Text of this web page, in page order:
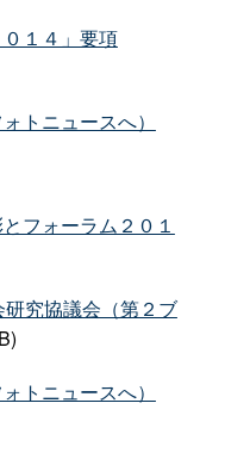
１４」要項
トニュースへ）
フォーラム２０１
研究協議会（第２ブ
トニュースへ）